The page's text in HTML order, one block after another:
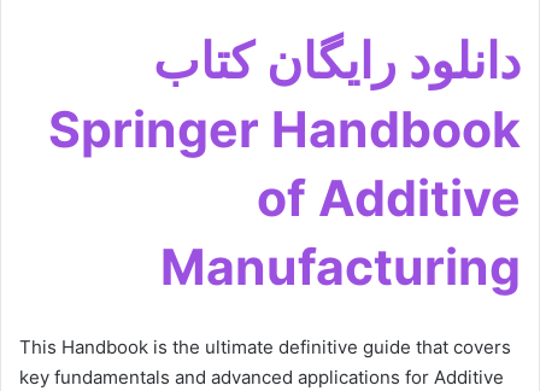
دانلود رایگان کتاب
Springer Handbook
of Additive
Manufacturing
This Handbook is the ultimate definitive guide that covers
key fundamentals and advanced applications for Additive